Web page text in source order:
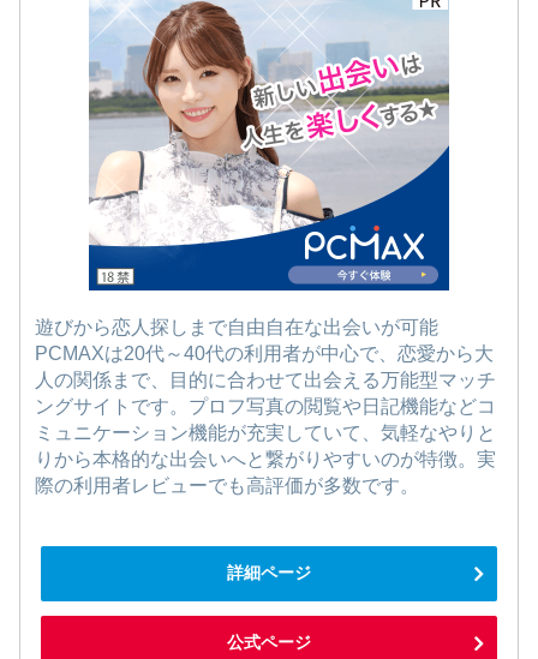
遊びから恋人探しまで自由自在な出会いが可能
PCMAXは20代～40代の利用者が中心で、恋愛から大
人の関係まで、目的に合わせて出会える万能型マッチ
ングサイトです。プロフ写真の閲覧や日記機能などコ
ミュニケーション機能が充実していて、気軽なやりと
りから本格的な出会いへと繋がりやすいのが特徴。実
際の利用者レビューでも高評価が多数です。
詳細ページ
公式ページ